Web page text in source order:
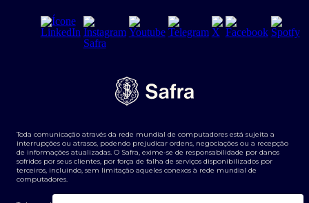
Segurança da Informação
Tarifas e serviços Pessoa Física
Transparência de remuneração
Termos e Condições para Portabilidade de Investimento
Agronegócios
Toda comunicação através da rede mundial de computadores está sujeita a
interrupções ou atrasos, podendo prejudicar ordens, negociações ou a recepção
de informações atualizadas. O Safra, exime-se de responsabilidade por danos
sofridos por seus clientes, por força de falha de serviços disponibilizados por
terceiros, incluindo, sem limitação aqueles conexos à rede mundial de
computadores.